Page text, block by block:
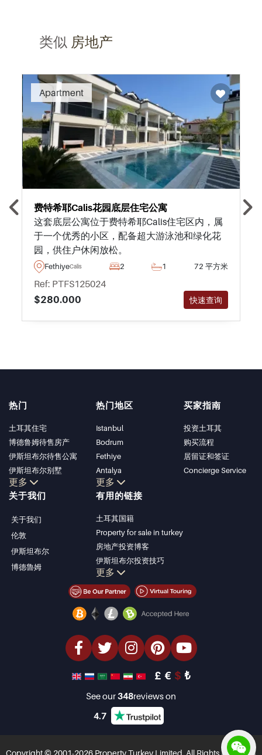
类似 房地产
Apartment
Recommended
费特希耶Calis花园底层住宅公寓
这套底层公寓位于费特希耶Calis住宅区内，属
于一个优秀的小区，配备超大游泳池和绿化花
园，供住户休闲放松。
FethiyeCalis 2 1 72 平方米
Ref: PTFS125024
$280.000
快速查询
热门
土耳其住宅
博德鲁姆待售房产
伊斯坦布尔待售公寓
伊斯坦布尔别墅
博德鲁姆别墅
安塔利亚待售公寓
更多
热门地区
Istanbul
Bodrum
Fethiye
Antalya
Kalkan
Alanya
Kemer
Dalyan
Izmir
Belek
更多
买家指南
投资土耳其
购买流程
居留证和签证
Concierge Service
关于我们
关于我们
伦敦
伊斯坦布尔
博德魯姆
有用的链接
土耳其国籍
Property for sale in turkey
房地产投资博客
伊斯坦布尔投资技巧
土耳其房产投资
伊斯坦布尔投资型房产
经济型房产
豪华房产
投资型房产
设计与建造
更多
£ € $ ₺
See our348reviews on
4.7
Copyright © 2001-2026 Property Turkey Limited. All Rights Reserved